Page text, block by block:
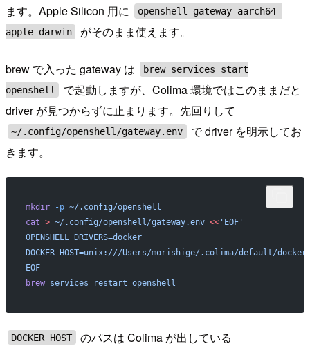
ます。Apple Silicon 用に
openshell-gateway-aarch64-
apple-darwin
がそのまま使えます。
brew で入った gateway は
brew services start
openshell
で起動しますが、Colima 環境ではこのままだと
driver が見つからずに止まります。先回りして
~/.config/openshell/gateway.env
で driver を明示してお
きます。
mkdir -p ~/.config/openshell
cat > ~/.config/openshell/gateway.env <<'EOF'
OPENSHELL_DRIVERS=docker
DOCKER_HOST=unix:///Users/morishige/.colima/default/
EOF
brew services restart openshell
DOCKER_HOST
のパスは Colima が出している